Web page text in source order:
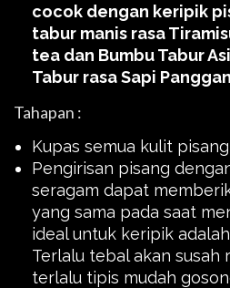
cocok dengan keripik
tabur manis rasa
tea dan Bumbu Tabur
Tabur rasa Sapi
Tahapan :
Kupas semua kulit
Pengirisan pisang
seragam dapat
yang sama pada saat
ideal untuk keripik adalah
Terlalu tebal akan susah
terlalu tipis mudah